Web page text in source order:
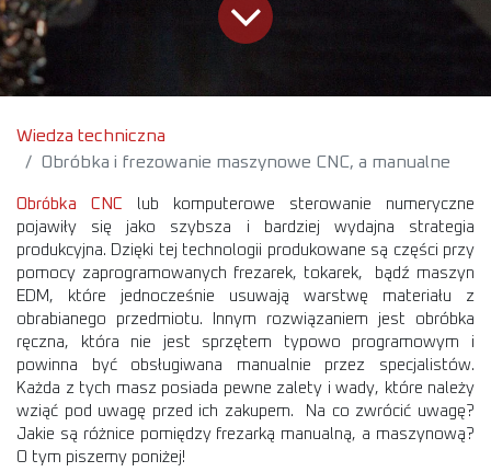
Wiedza techniczna
Obróbka i frezowanie maszynowe CNC, a manualne
Obróbka CNC
lub komputerowe sterowanie numeryczne
pojawiły się jako szybsza i bardziej wydajna strategia
produkcyjna. Dzięki tej technologii produkowane są części przy
pomocy zaprogramowanych frezarek, tokarek, bądź maszyn
EDM, które jednocześnie usuwają warstwę materiału z
obrabianego przedmiotu. Innym rozwiązaniem jest obróbka
ręczna, która nie jest sprzętem typowo programowym i
powinna być obsługiwana manualnie przez specjalistów.
Każda z tych masz posiada pewne zalety i wady, które należy
wziąć pod uwagę przed ich zakupem. Na co zwrócić uwagę?
Jakie są różnice pomiędzy frezarką manualną, a maszynową?
O tym piszemy poniżej!